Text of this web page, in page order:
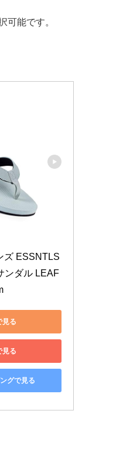
可能です。
ズ ESSNTLS
ンダル LEAF
る
見る
グで見る